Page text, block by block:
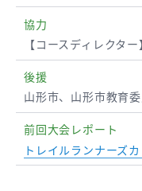
協力
【コースディレクタ
後援
山形市、山形市教育
前回大会レポート
トレイルランナーズ